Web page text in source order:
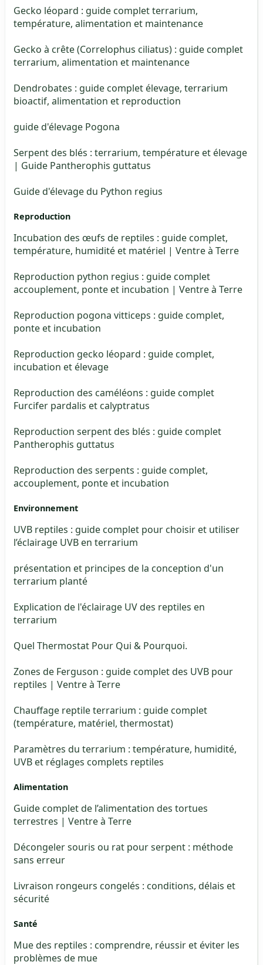
Gecko léopard : guide complet terrarium,
température, alimentation et maintenance
Gecko à crête (Correlophus ciliatus) : guide complet
terrarium, alimentation et maintenance
Dendrobates : guide complet élevage, terrarium
bioactif, alimentation et reproduction
guide d'élevage Pogona
Serpent des blés : terrarium, température et élevage
| Guide Pantherophis guttatus
Guide d'élevage du Python regius
Reproduction
Incubation des œufs de reptiles : guide complet,
température, humidité et matériel | Ventre à Terre
Reproduction python regius : guide complet
accouplement, ponte et incubation | Ventre à Terre
Reproduction pogona vitticeps : guide complet,
ponte et incubation
Reproduction gecko léopard : guide complet,
incubation et élevage
Reproduction des caméléons : guide complet
Furcifer pardalis et calyptratus
Reproduction serpent des blés : guide complet
Pantherophis guttatus
Reproduction des serpents : guide complet,
accouplement, ponte et incubation
Environnement
UVB reptiles : guide complet pour choisir et utiliser
l’éclairage UVB en terrarium
présentation et principes de la conception d'un
terrarium planté
Explication de l'éclairage UV des reptiles en
terrarium
Quel Thermostat Pour Qui & Pourquoi.
Zones de Ferguson : guide complet des UVB pour
reptiles | Ventre à Terre
Chauffage reptile terrarium : guide complet
(température, matériel, thermostat)
Paramètres du terrarium : température, humidité,
UVB et réglages complets reptiles
Alimentation
Guide complet de l’alimentation des tortues
terrestres | Ventre à Terre
Décongeler souris ou rat pour serpent : méthode
sans erreur
Livraison rongeurs congelés : conditions, délais et
sécurité
Santé
Mue des reptiles : comprendre, réussir et éviter les
problèmes de mue